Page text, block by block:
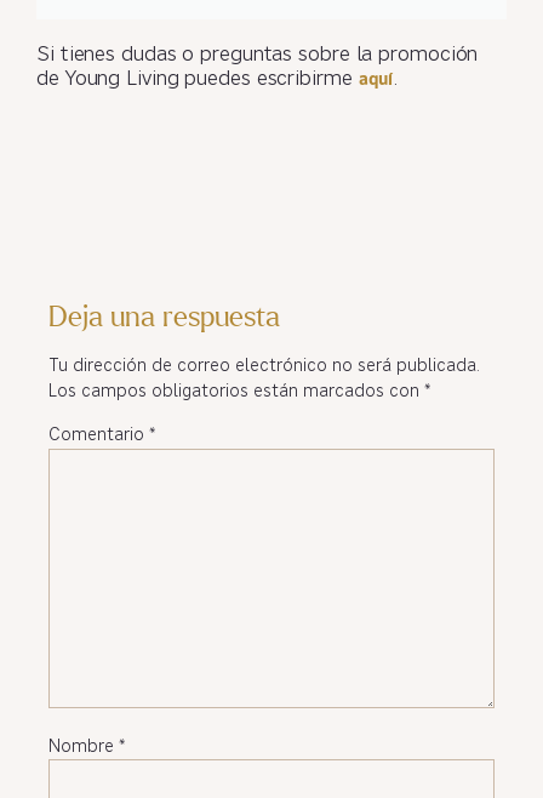
Si tienes dudas o preguntas sobre la promoción
de Young Living puedes escribirme aquí .
Deja una respuesta
Tu dirección de correo electrónico no será publicada.
Los campos obligatorios están marcados con *
Comentario *
Nombre *